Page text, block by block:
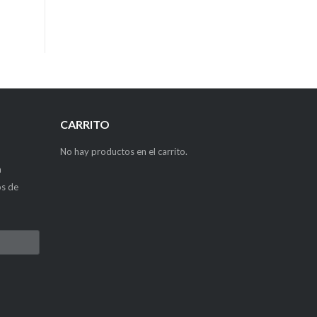
de
CARRITO
No hay productos en el carrito.